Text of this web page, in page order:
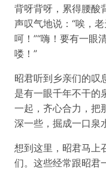
背呀背呀，累得腰酸
声叹气地说：“唉，
呵！”“嗨！要有一眼
喽！”
昭君听到乡亲们的叹
是有一眼千年不干的
一起，齐心合力，把
深一些，掘成一口泉
想到这里，昭君马上
们。这些经常跟昭君